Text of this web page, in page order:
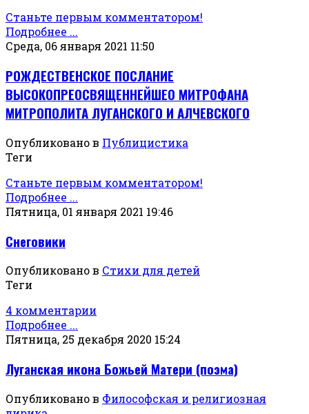
Станьте первым комментатором!
Подробнее ...
Среда, 06 января 2021 11:50
РОЖДЕСТВЕНСКОЕ ПОСЛАНИЕ
ВЫСОКОПРЕОСВЯЩЕННЕЙШЕО МИТРОФАНА
МИТРОПОЛИТА ЛУГАНСКОГО И АЛЧЕВСКОГО
Опубликовано в Публицистика
Теги
Станьте первым комментатором!
Подробнее ...
Пятница, 01 января 2021 19:46
Снеговики
Опубликовано в Стихи для детей
Теги
4 комментарии
Подробнее ...
Пятница, 25 декабря 2020 15:24
Луганская икона Божьей Матери (поэма)
Опубликовано в Философская и религиозная